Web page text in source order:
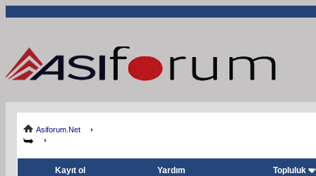
Asiforum.Net
Kayıt ol Yardım Topluluk